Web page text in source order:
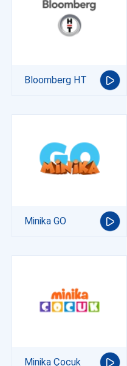
Bloomberg HT
Minika GO
Minika Çocuk